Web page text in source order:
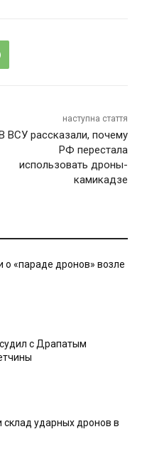
наступна стаття
ВСУ рассказали, почему
РФ перестала
использовать дроны-
камикадзе
о «параде дронов» возле
с Драпатым
склад ударных дронов в